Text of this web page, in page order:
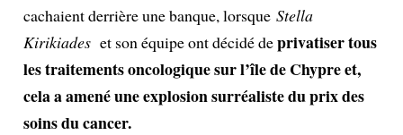
cachaient derrière une banque, lorsque Stella
Kirikiadeset son équipe ont décidé deprivatiser tous
les traitements oncologique sur l’île de Chypre et,
cela a amené une explosion surréaliste du prix des
soins du cancer.